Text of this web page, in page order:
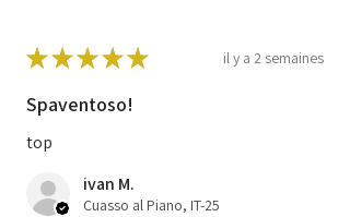
★★★★★ il y a 2 semaines
Spaventoso!
top
ivan M.
Cuasso al Piano, IT-25